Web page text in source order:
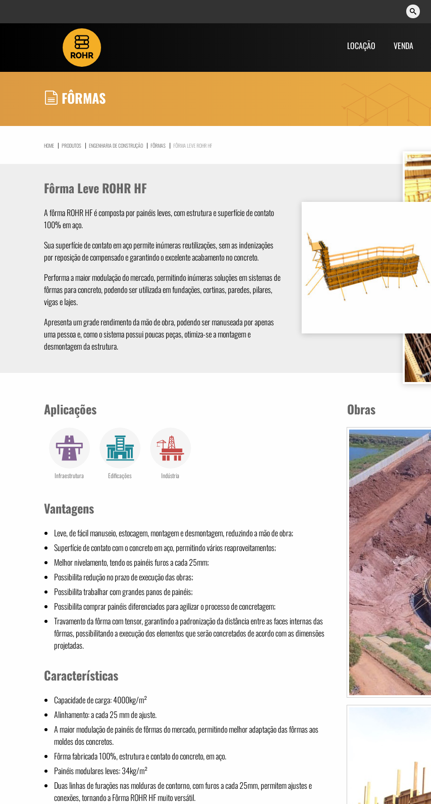
LOCAÇÃO VENDA
FÔRMAS
HOME | PRODUTOS | ENGENHARIA DE CONSTRUÇÃO | FÔRMAS | FÔRMA LEVE ROHR HF
Fôrma Leve ROHR HF
A fôrma ROHR HF é composta por painéis leves, com estrutura e superfície de contato
100% em aço.
Sua superfície de contato em aço permite inúmeras reutilizações, sem as indenizações
por reposição de compensado e garantindo o excelente acabamento no concreto.
Performa a maior modulação do mercado, permitindo inúmeras soluções em sistemas de
fôrmas para concreto, podendo ser utilizada em fundações, cortinas, paredes, pilares,
vigas e lajes.
Apresenta um grade rendimento da mão de obra, podendo ser manuseada por apenas
uma pessoa e, como o sistema possui poucas peças, otimiza-se a montagem e
desmontagem da estrutura.
Aplicações
Infraestrutura Edificações Indústria
Vantagens
Leve, de fácil manuseio, estocagem, montagem e desmontagem, reduzindo a mão de obra;
Superfície de contato com o concreto em aço, permitindo vários reaproveitamentos;
Melhor nivelamento, tendo os painéis furos a cada 25mm;
Possibilita redução no prazo de execução das obras;
Possibilita trabalhar com grandes panos de painéis;
Possibilita comprar painéis diferenciados para agilizar o processo de concretagem;
Travamento da fôrma com tensor, garantindo a padronização da distância entre as faces internas das
fôrmas, possibilitando a execução dos elementos que serão concretados de acordo com as dimensões
projetadas.
Características
Capacidade de carga: 4000kg/m²
Alinhamento: a cada 25 mm de ajuste.
A maior modulação de painéis de fôrmas do mercado, permitindo melhor adaptação das fôrmas aos
moldes dos concretos.
Fôrma fabricada 100%, estrutura e contato do concreto, em aço.
Painéis modulares leves: 34kg/m²
Duas linhas de furações nas molduras de contorno, com furos a cada 25mm, permitem ajustes e
conexões, tornando a Fôrma ROHR HF muito versátil.
Obras